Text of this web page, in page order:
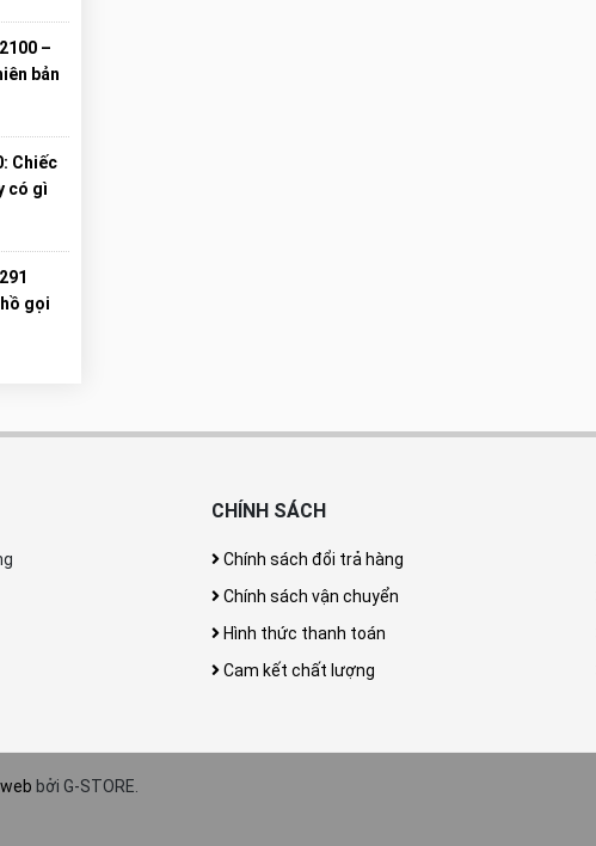
–
bản
nhất
Chiếc
có gì
gọi
CHÍNH SÁCH
Chính sách đổi trả hàng
Chính sách vận chuyển
Hình thức thanh toán
Cam kết chất lượng
bởi G-STORE.